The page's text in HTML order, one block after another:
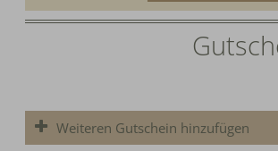
Weiteren Gutschein hinzufügen